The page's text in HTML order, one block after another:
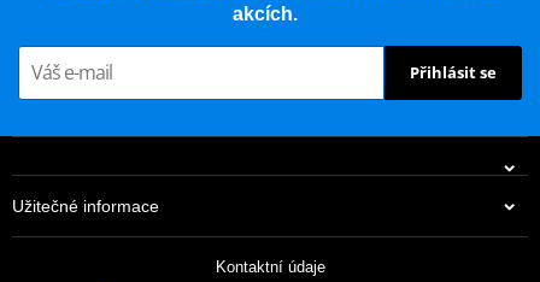
akcích.
Přihlásit se
Užitečné informace
Kontaktní údaje